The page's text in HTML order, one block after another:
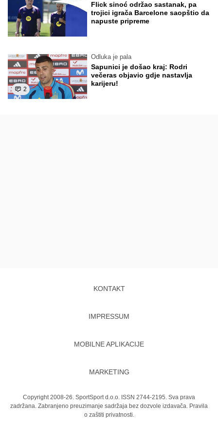
Flick sinoć održao sastanak, pa
trojici igrača Barcelone saopštio da
napuste pripreme
2
Odluka je pala
Sapunici je došao kraj: Rodri
večeras objavio gdje nastavlja
karijeru!
KONTAKT
IMPRESSUM
MOBILNE APLIKACIJE
MARKETING
Copyright 2008-26. SportSport d.o.o. ISSN 2744-2195. Sva prava
zadržana. Zabranjeno preuzimanje sadržaja bez dozvole izdavača. Pravila
o zaštiti privatnosti.